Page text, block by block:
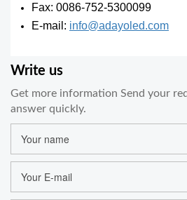
Fax: 0086-752-5300099
E-mail: info@adayoled.com
Write us
Get more information Send your
answer quickly.